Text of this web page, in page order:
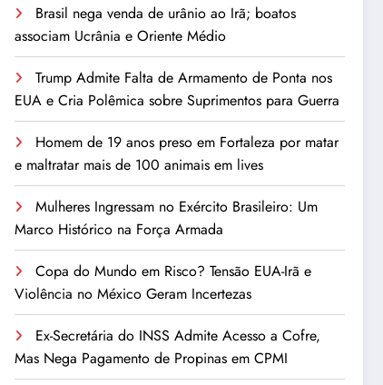
Brasil nega venda de urânio ao Irã; boatos
associam Ucrânia e Oriente Médio
Trump Admite Falta de Armamento de Ponta nos
EUA e Cria Polêmica sobre Suprimentos para Guerra
Homem de 19 anos preso em Fortaleza por matar
e maltratar mais de 100 animais em lives
Mulheres Ingressam no Exército Brasileiro: Um
Marco Histórico na Força Armada
Copa do Mundo em Risco? Tensão EUA-Irã e
Violência no México Geram Incertezas
Ex-Secretária do INSS Admite Acesso a Cofre,
Mas Nega Pagamento de Propinas em CPMI